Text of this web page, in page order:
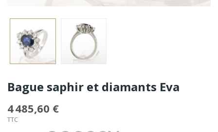
Bague saphir et diamants Eva
4 485,60 €
TTC